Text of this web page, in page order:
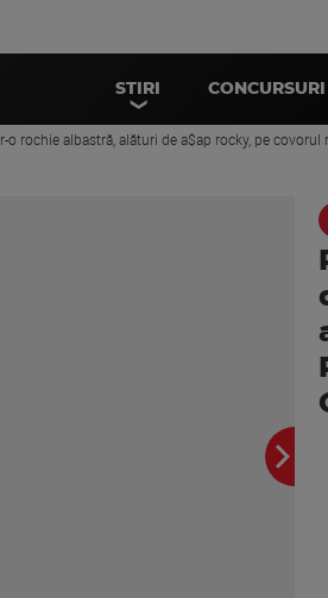
STIRI CONCURSURI
rochie albastră, alături de a$ap rocky, pe covorul